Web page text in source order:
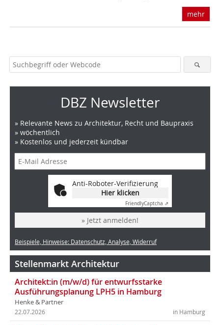
mehr
DBZ Newsletter
» Relevante News zu Architektur, Recht und Baupraxis
» wöchentlich
» Kostenlos und jederzeit kündbar
Anti-Roboter-Verifizierung
Hier klicken
FriendlyCaptcha ⇗
» Jetzt anmelden!
Beispiele, Hinweise: Datenschutz, Analyse, Widerruf
Stellenmarkt Architektur
Architekt:in (m/w/d) für entwurfsstarke
Ausführungsplanung LPH5 in Hamburg
Henke & Partner
in Hamburg
22.07.2026